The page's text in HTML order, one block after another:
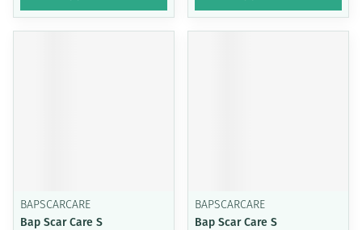
BAPSCARCARE
Bap Scar Care S
BAPSCARCARE
Bap Scar Care S